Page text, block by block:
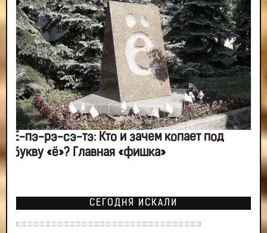
Ё-пэ-рэ-сэ-тэ: Кто и зачем копает под
букву «ё»? Главная «фишка»
СЕГОДНЯ ИСКАЛИ